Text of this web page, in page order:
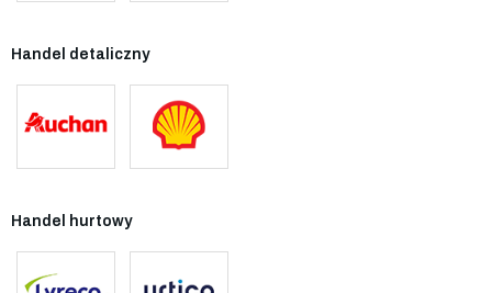
Handel detaliczny
Handel hurtowy